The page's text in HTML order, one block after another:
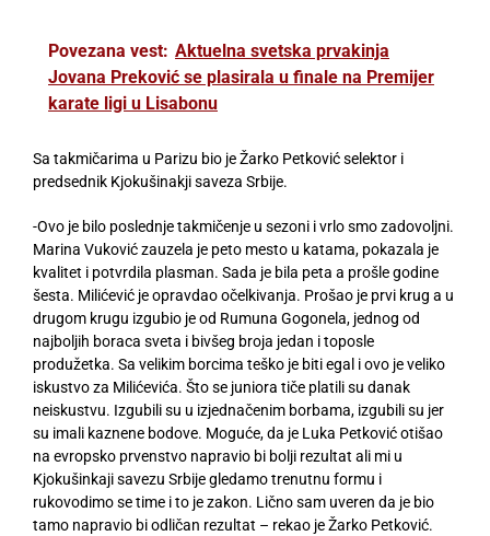
Povezana vest: Aktuelna svetska prvakinja
Jovana Preković se plasirala u finale na Premijer
karate ligi u Lisabonu
Sa takmičarima u Parizu bio je Žarko Petković selektor i
predsednik Kjokušinakji saveza Srbije.
-Ovo je bilo poslednje takmičenje u sezoni i vrlo smo zadovoljni.
Marina Vuković zauzela je peto mesto u katama, pokazala je
kvalitet i potvrdila plasman. Sada je bila peta a prošle godine
šesta. Milićević je opravdao očelkivanja. Prošao je prvi krug a u
drugom krugu izgubio je od Rumuna Gogonela, jednog od
najboljih boraca sveta i bivšeg broja jedan i toposle
produžetka. Sa velikim borcima teško je biti egal i ovo je veliko
iskustvo za Milićevića. Što se juniora tiče platili su danak
neiskustvu. Izgubili su u izjednačenim borbama, izgubili su jer
su imali kaznene bodove. Moguće, da je Luka Petković otišao
na evropsko prvenstvo napravio bi bolji rezultat ali mi u
Kjokušinkaji savezu Srbije gledamo trenutnu formu i
rukovodimo se time i to je zakon. Lično sam uveren da je bio
tamo napravio bi odličan rezultat – rekao je Žarko Petković.